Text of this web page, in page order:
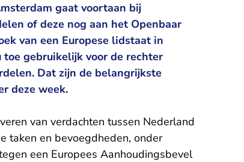
gaat voortaan bij
of deze nog aan het Openbaar
van een Europese lidstaat in
gebruikelijk voor de rechter
Dat zijn de belangrijkste
deze week.
van verdachten tussen Nederland
taken en bevoegdheden, onder
een Europees Aanhoudingsbevel